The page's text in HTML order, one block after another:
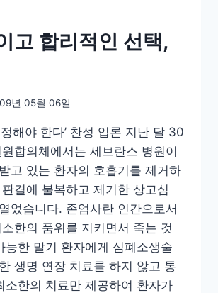
고 합리적인 선택,
년 05월 06일
해야 한다’ 찬성 입론 지난 달 30
합의체에서는 세브란스 병원이
고 있는 환자의 호흡기를 제거하
결에 불복하고 제기한 상고심
었습니다. 존엄사란 인간으로서
한의 품위를 지키면서 죽는 것
능한 말기 환자에게 심폐소생술
생명 연장 치료를 하지 않고 통
소한의 치료만 제공하여 환자가